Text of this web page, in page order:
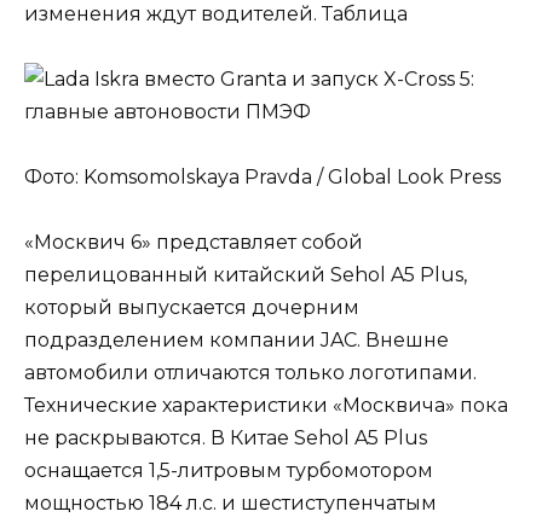
изменения ждут водителей. Таблица
Фото: Komsomolskaya Pravda / Global Look Press
«Москвич 6» представляет собой
перелицованный китайский Sehol A5 Plus,
который выпускается дочерним
подразделением компании JAC. Внешне
автомобили отличаются только логотипами.
Технические характеристики «Москвича» пока
не раскрываются. В Китае Sehol A5 Plus
оснащается 1,5-литровым турбомотором
мощностью 184 л.с. и шестиступенчатым